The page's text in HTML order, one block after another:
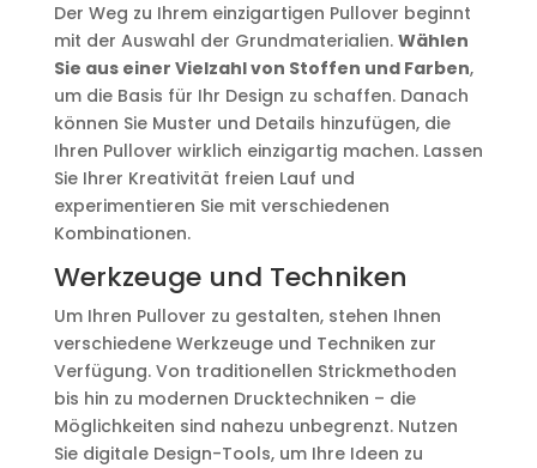
Der Weg zu Ihrem einzigartigen Pullover beginnt
mit der Auswahl der Grundmaterialien. Wählen
Sie aus einer Vielzahl von Stoffen und Farben,
um die Basis für Ihr Design zu schaffen. Danach
können Sie Muster und Details hinzufügen, die
Ihren Pullover wirklich einzigartig machen. Lassen
Sie Ihrer Kreativität freien Lauf und
experimentieren Sie mit verschiedenen
Kombinationen.
Werkzeuge und Techniken
Um Ihren Pullover zu gestalten, stehen Ihnen
verschiedene Werkzeuge und Techniken zur
Verfügung. Von traditionellen Strickmethoden
bis hin zu modernen Drucktechniken – die
Möglichkeiten sind nahezu unbegrenzt. Nutzen
Sie digitale Design-Tools, um Ihre Ideen zu